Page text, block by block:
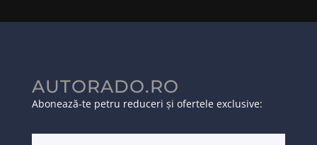
AUTORADO.RO
Abonează-te petru reduceri și ofertele exclusive: